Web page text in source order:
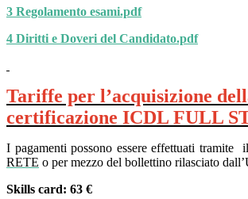
3 Regolamento esami.pdf
4 Diritti e Doveri del Candidato.pdf
Tariffe per l’acquisizione
certificazione ICDL FULL
I pagamenti possono essere effettuati tramite
RETE o per mezzo del bollettino rilasciato
Skills card: 63 €